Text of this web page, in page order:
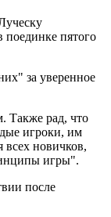
поединке пятого
за уверенное
Также рад, что
игроки, им
новичков,
игры".
после